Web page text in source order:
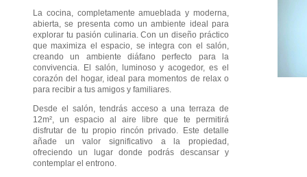
La cocina, completamente amueblada y moderna,
abierta, se presenta como un ambiente ideal para
explorar tu pasión culinaria. Con un diseño práctico
que maximiza el espacio, se integra con el salón,
creando un ambiente diáfano perfecto para la
convivencia. El salón, luminoso y acogedor, es el
corazón del hogar, ideal para momentos de relax o
para recibir a tus amigos y familiares.
Desde el salón, tendrás acceso a una terraza de
12m², un espacio al aire libre que te permitirá
disfrutar de tu propio rincón privado. Este detalle
añade un valor significativo a la propiedad,
ofreciendo un lugar donde podrás descansar y
contemplar el entrono.